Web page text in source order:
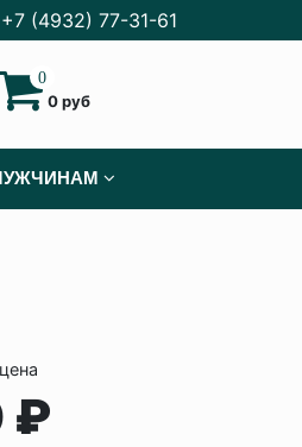
+7 (4932) 77-31-61
0
0 руб
₽